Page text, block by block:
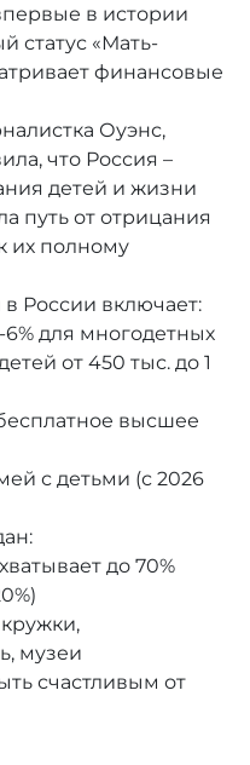
в истории
статус «Мать-
финансовые
Оуэнс,
что Россия –
детей и жизни
путь от отрицания
их полному
России включает:
для многодетных
от 450 тыс. до 1
высшее
с детьми (с 2026
до 70%
музеи
счастливым от